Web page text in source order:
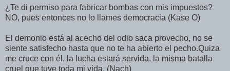
¿Te di permiso para fabricar bombas con mis impuestos?
NO, pues entonces no lo llames democracia (Kase O)
El demonio está al acecho del odio saca provecho, no se
siente satisfecho hasta que no te ha abierto el pecho.Quiza
me cruce con él, la lucha estará servida, la misma batalla
cruel que tuve toda mi vida. (Nach)